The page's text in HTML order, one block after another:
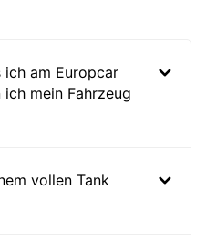
ich am Europcar
mein Fahrzeug
vollen Tank